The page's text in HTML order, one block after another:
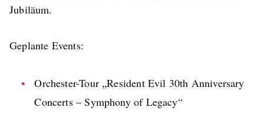
Jubiläum.
Geplante Events:
Orchester-Tour „Resident Evil 30th Anniversary
Concerts – Symphony of Legacy“